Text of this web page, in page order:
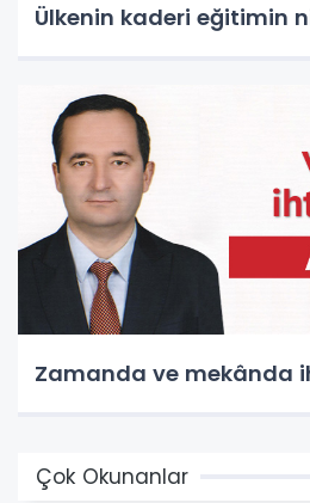
Ülkenin kaderi eğitimin
Zamanda ve mekânda
Çok Okunanlar